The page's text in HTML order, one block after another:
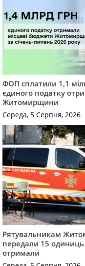
ФОП сплатили 1,1
єдиного податку
Житомирщини
Середа, 5 Серпня, 2026
Рятувальникам
передали 15
отримали